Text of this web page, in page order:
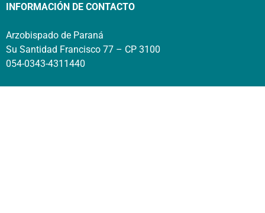
INFORMACIÓN DE CONTACTO
Arzobispado de Paraná
Su Santidad Francisco 77 – CP 3100
054-0343-4311440